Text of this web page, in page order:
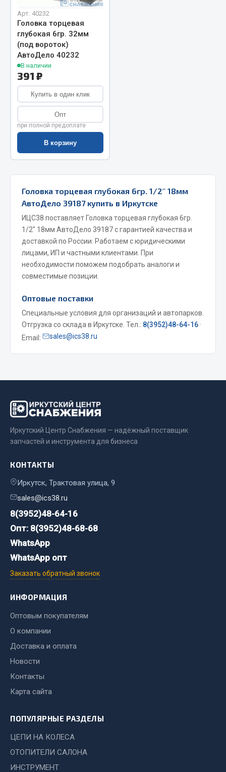
Выключатели кнопочные
Выключатель массы
Изолента
Показать ещё
Весь раздел
Запчасти на полуприцепы
Амортизаторы для полуприцепов
Весь раздел
Двигатель
Система питания
Система выпуска газа
Система охлаждения
Сцепление
Коробка передач
Показать ещё
Весь раздел
Подвеска
Тормозная система
Двери
Окно ветровое
Электрооборудование
Показать ещё
Весь раздел
Запчасти Урал
Мост задний
Система питания
Система охлаждения
Сцепление
Тормозная система
Весь раздел
Запчасти ЯМЗ
Арт. 40232
Головка торцевая
глубокая 6гр. 32мм
(под вороток)
АвтоДело 40232
В наличии
391 ₽
Купить в один клик
Опт
при полной предоплате
В корзину
Головка торцевая глубокая 6гр. 1/2" 18мм
АвтоДело 39187 купить в Иркутске
ИЦС38 поставляет Головка торцевая глубокая 6гр.
1/2" 18мм АвтоДело 39187 с гарантией качества и
доставкой по России. Работаем с юридическими
лицами, ИП и частными клиентами. При
необходимости поможем подобрать аналоги и
совместимые позиции.
Оптовые поставки
Специальные условия для организаций и автопарков.
Отгрузка со склада в Иркутске. Тел.: 8(3952)48-64-16 ·
Email:
sales@ics38.ru
Иркутский Центр Снабжения — надёжный поставщик
запчастей и инструмента для бизнеса
КОНТАКТЫ
Иркутск, Трактовая улица, 9
sales@ics38.ru
8(3952)48-64-16
Опт: 8(3952)48-68-68
WhatsApp
WhatsApp опт
Заказать обратный звонок
ИНФОРМАЦИЯ
Оптовым покупателям
О компании
Доставка и оплата
Новости
Контакты
Карта сайта
ПОПУЛЯРНЫЕ РАЗДЕЛЫ
ЦЕПИ НА КОЛЕСА
ОТОПИТЕЛИ САЛОНА
ИНСТРУМЕНТ